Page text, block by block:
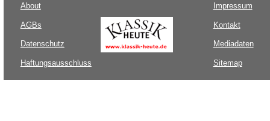
About
AGBs
Datenschutz
Haftungsausschluss
Impressum
Kontakt
Mediadaten
Sitemap